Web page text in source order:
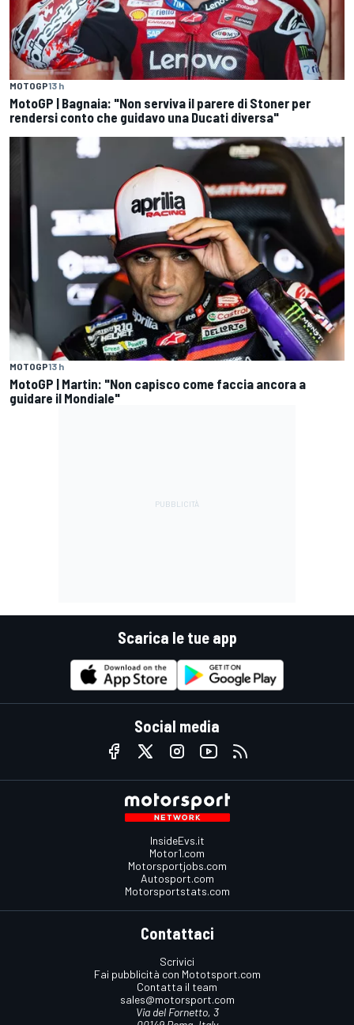
MOTOGP13 h
MotoGP | Bagnaia: "Non serviva il parere di Stoner per
rendersi conto che guidavo una Ducati diversa"
MOTOGP13 h
MotoGP | Martin: "Non capisco come faccia ancora a
guidare il Mondiale"
Scarica le tue app
Social media
InsideEvs.it
Motor1.com
Motorsportjobs.com
Autosport.com
Motorsportstats.com
Contattaci
Scrivici
Fai pubblicità con Mototsport.com
Contatta il team
sales@motorsport.com
Via del Fornetto, 3